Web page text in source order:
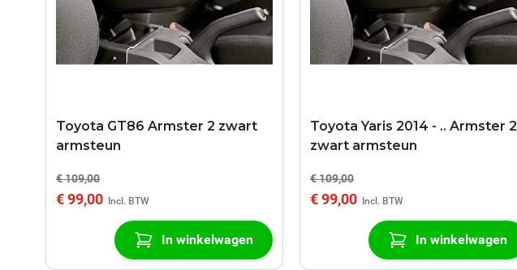
Toyota GT86 Armster 2 zwart
armsteun
€ 109,00
€ 99,00
In winkelwagen
Toyota Yaris 2014 - .. Armster 2
zwart armsteun
€ 109,00
€ 99,00
In winkelwagen